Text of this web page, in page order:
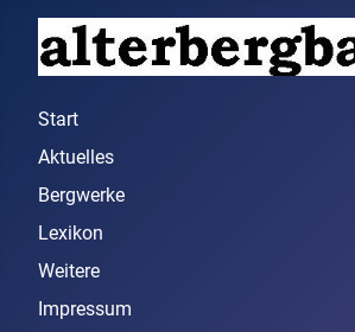
Start
Aktuelles
Bergwerke
Lexikon
Weitere
Impressum